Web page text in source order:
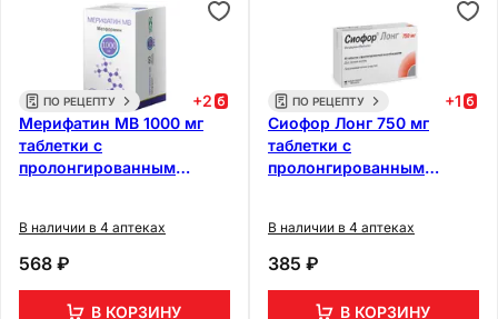
ПО РЕЦЕПТУ +2
Мерифатин МВ 1000 мг
таблетки с
пролонгированным
В наличии в 4 аптеках
568 ₽
В КОРЗИНУ
ПО РЕЦЕПТУ +1
Сиофор Лонг 750 мг
таблетки с
пролонгированным
В наличии в 4 аптеках
385 ₽
В КОРЗИНУ